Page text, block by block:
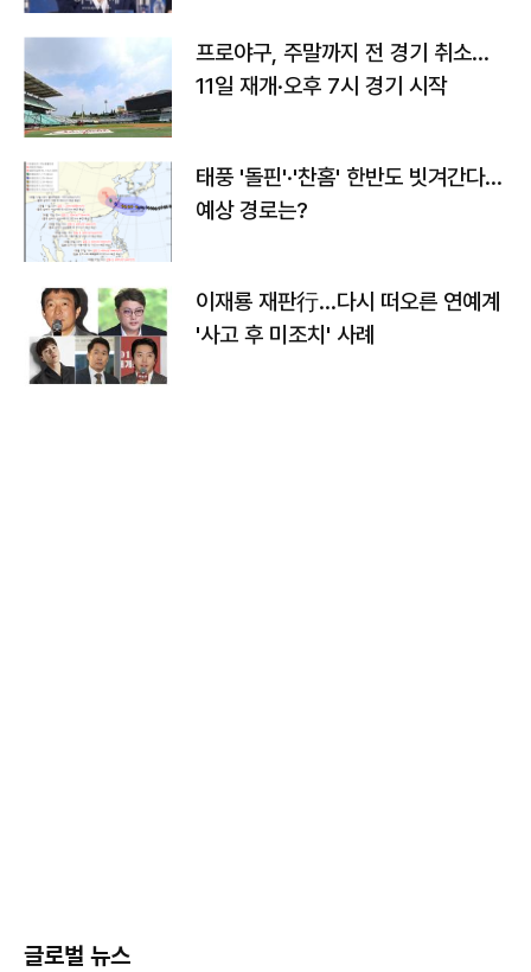
프로야구, 주말까지 전 경기 취소…
11일 재개·오후 7시 경기 시작
태풍 '돌핀'·'찬홈' 한반도 빗겨간다…
예상 경로는?
이재룡 재판行…다시 떠오른 연예계
'사고 후 미조치' 사례
글로벌 뉴스